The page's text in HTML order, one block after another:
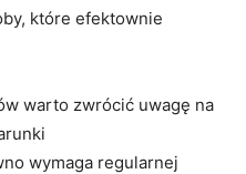
które efektownie
warto zwrócić uwagę na
wymaga regularnej